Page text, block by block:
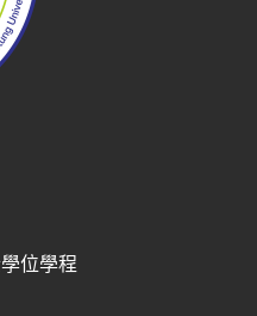
位學程